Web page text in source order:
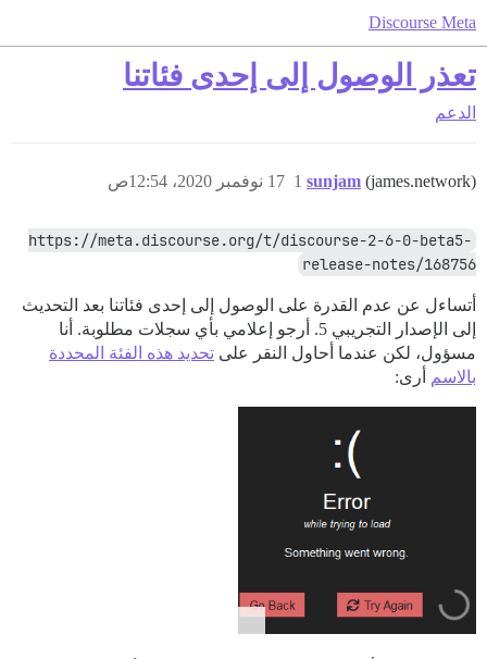
Discourse Meta
تعذر الوصول إلى إحدى فئاتنا
الدعم
sunjam (james.network) 17 نوفمبر 2020، 12:54ص 1
https://meta.discourse.org/t/discourse-2-6-0-beta5-
release-notes/168756
أتساءل عن عدم القدرة على الوصول إلى إحدى فئاتنا بعد التحديث
إلى الإصدار التجريبي 5. أرجو إعلامي بأي سجلات مطلوبة. أنا
مسؤول، لكن عندما أحاول النقر على تحديد هذه الفئة المحددة
بالاسم
أرى: